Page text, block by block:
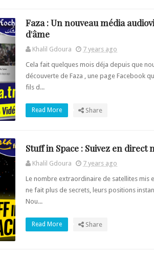
Faza : Un nouveau média
d'âme
Khalil Gdoura
7 years ago
Cela fait quelques mois déja depuis que
découverte de Faza , une page Facebook
fils d...
Read More Share
Stuff in Space : Suivez en direct
Khalil Gdoura
7 years ago
Le nombre extraordinaire de satellites mis
ne fait plus de secrets, leurs positions
Nou...
Read More Share